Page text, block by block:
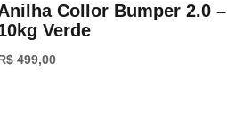
Collor Bumper 2.0 –
Verde
499,00